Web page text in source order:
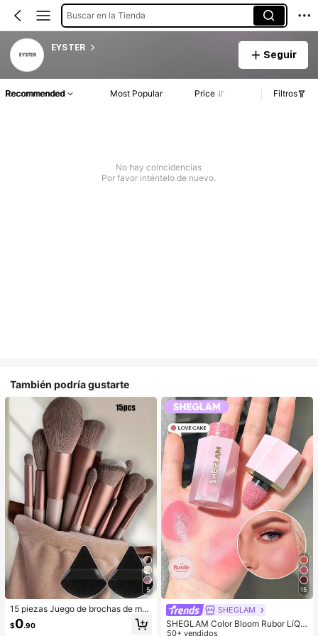
Buscar en la Tienda
EYSTER
Seguir
Recommended Most Popular Price Filtros
No hay coincidencias
Por favor inténtelo de nuevo.
También podría gustarte
5
15 piezas Juego de brochas de ma
quillaje, incluye 2 esponjas de maq
uillaje triangulares negras, suaves y
$0.90
15
SHEGLAM
SHEGLAM Color Bloom Rubor LíQui
do Acabado Mate-Love Cake Color
50+ vendidos